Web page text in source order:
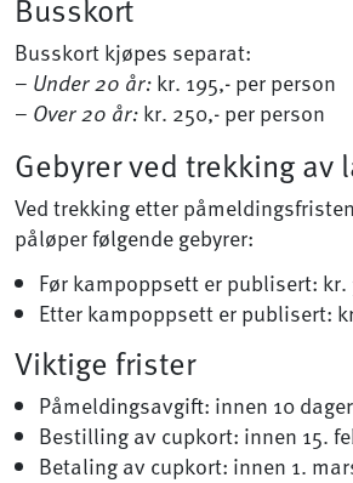
Busskort kjøpes separat:
– Under 20 år: kr. 195,- per person
– Over 20 år: kr. 250,- per person
Gebyrer ved trekking av
Ved trekking etter
påløper følgende gebyrer:
Før kampoppsett er publisert: kr.
Etter kampoppsett er publisert:
Viktige frister
Påmeldingsavgift: innen 10
Bestilling av cupkort: innen 15.
Betaling av cupkort: innen 1.